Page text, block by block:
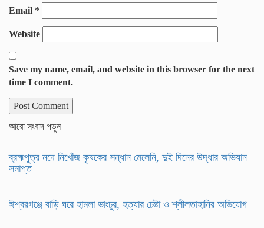
Email *
Website
Save my name, email, and website in this browser for the next
time I comment.
আরো সংবাদ পড়ুন
ব্রহ্মপুত্র নদে নিখোঁজ কৃষকের সন্ধান মেলেনি, দুই দিনের উদ্ধার অভিযান
সমাপ্ত
ঈশ্বরগঞ্জে বাড়ি ঘরে হামলা ভাংচুর, হত্যার চেষ্টা ও শ্লীলতাহানির অভিযোগ